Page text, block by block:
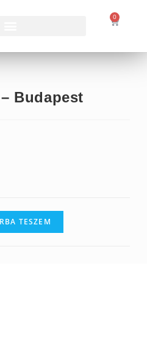
0
Budapest
TESZEM